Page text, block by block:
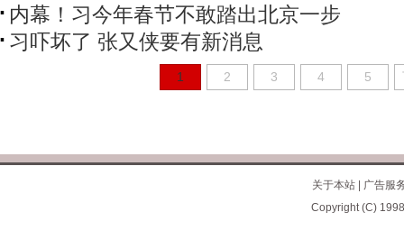
内幕！习今年春节不敢踏出北京一步
习吓坏了 张又侠要有新消息
1 2 3 4 5
关于本站|
广告服
Copyright (C)